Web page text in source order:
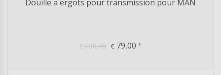
Douille a ergots pour transmission pour MAN
€130,45 € 79,00 *